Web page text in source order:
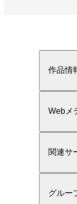
作品情
Webメ
関連サ
グルー